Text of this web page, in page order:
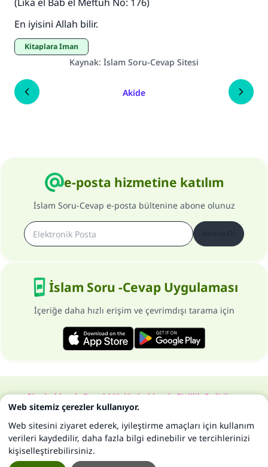
En iyisini Allah bilir.
Kitaplara İman
Kaynak: İslam Soru-Cevap Sitesi
Akide
e-posta hizmetine katılım
İslam Soru-Cevap e-posta bültenine abone olunuz
İslam Soru -Cevap Uygulaması
İçeriğe daha hızlı erişim ve çevrimdışı tarama için
Site hakkındaGenel Müdür hakkındaGizlilik Politikası
Bütün hakları, www.islam-qa.com sitesine aittir 1997-2025 ©
Web sitemiz çerezler kullanıyor.
Web sitesini ziyaret ederek, iyileştirme amaçları için kullanım
verileri kaydedilir, daha fazla bilgi edinebilir ve tercihlerinizi
kişiselleştirebilirsiniz.